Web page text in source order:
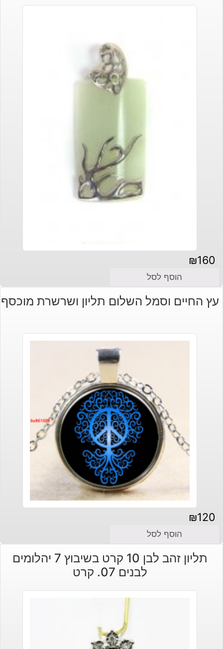
₪160
הוסף לסל
עץ החיים וסמל השלום תליון ושרשרת מוכסף
₪120
הוסף לסל
תליון זהב לבן 10 קרט בשיבוץ 7 יהלומים
לבנים 07. קרט